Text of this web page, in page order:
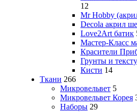
12
Mr Hobby
Decola акрил
Love2Art батик
Мастер-Класс
Красители
Грунты и
Кисти 14
Ткани 266
Микровельвет 5
Микровельвет Корея
Наборы 29